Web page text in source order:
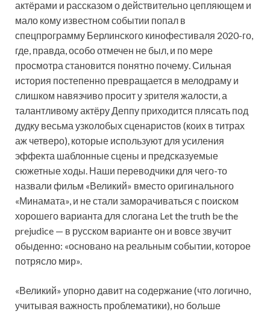
актёрами и рассказом о действительно цепляющем и
мало кому известном событии попал в
спецпрограмму Берлинского кинофестиваля 2020-го,
где, правда, особо отмечен не был, и по мере
просмотра становится понятно почему. Сильная
история постепенно превращается в мелодраму и
слишком навязчиво просит у зрителя жалости, а
талантливому актёру Деппу приходится плясать под
дудку весьма узколобых сценаристов (коих в титрах
аж четверо), которые используют для усиления
эффекта шаблонные сцены и предсказуемые
сюжетные ходы. Наши переводчики для чего-то
назвали фильм «Великий» вместо оригинального
«Минамата», и не стали заморачиваться с поиском
хорошего варианта для слогана Let the truth be the
prejudice — в русском варианте он и вовсе звучит
обыденно: «основано на реальным событии, которое
потрясло мир».
«Великий» упорно давит на содержание (что логично,
учитывая важность проблематики), но больше